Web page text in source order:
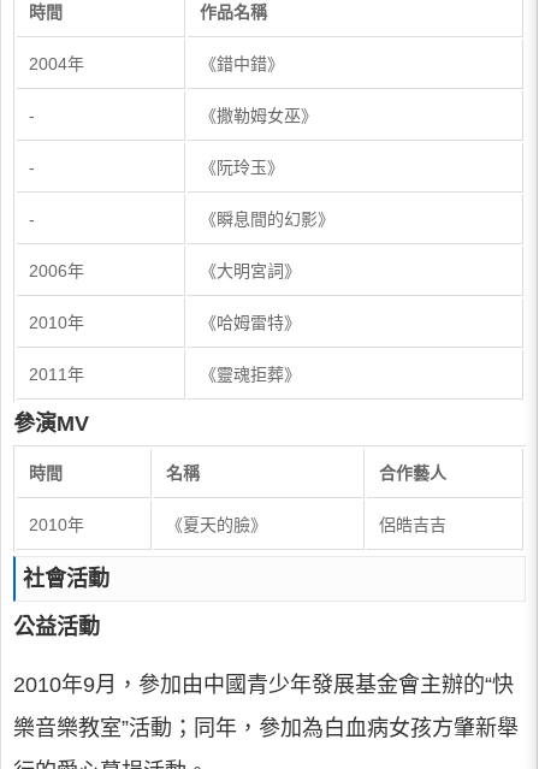
時間 作品名稱
2004年 《錯中錯》
- 《撒勒姆女巫》
- 《阮玲玉》
- 《瞬息間的幻影》
2006年 《大明宮詞》
2010年 《哈姆雷特》
2011年 《靈魂拒葬》
參演MV
時間 名稱 合作藝人
2010年 《夏天的臉》 侶皓吉吉
社會活動
公益活動
2010年9月，參加由中國青少年發展基金會主辦的“快
樂音樂教室”活動；同年，參加為白血病女孩方肇新舉